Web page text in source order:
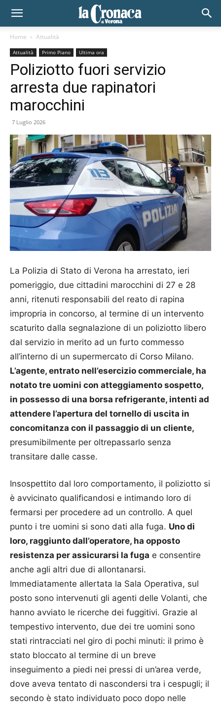
Home Attualità
Attualità Primo Piano Ultima ora
Poliziotto fuori servizio
arresta due rapinatori
marocchini
7 Luglio 2026
La Polizia di Stato di Verona ha arrestato, ieri
pomeriggio, due cittadini marocchini di 27 e 28
anni, ritenuti responsabili del reato di rapina
impropria in concorso, al termine di un intervento
scaturito dalla segnalazione di un poliziotto libero
dal servizio in merito ad un furto commesso
all’interno di un supermercato di Corso Milano.
L’agente, entrato nell’esercizio commerciale, ha
notato tre uomini con atteggiamento sospetto,
in possesso di una borsa refrigerante, intenti ad
attendere l’apertura del tornello di uscita in
concomitanza con il passaggio di un cliente,
presumibilmente per oltrepassarlo senza
transitare dalle casse.
Insospettito dal loro comportamento, il poliziotto si
è avvicinato qualificandosi e intimando loro di
fermarsi per procedere ad un controllo. A quel
punto i tre uomini si sono dati alla fuga. Uno di
loro, raggiunto dall’operatore, ha opposto
resistenza per assicurarsi la fuga e consentire
anche agli altri due di allontanarsi.
Immediatamente allertata la Sala Operativa, sul
posto sono intervenuti gli agenti delle Volanti, che
hanno avviato le ricerche dei fuggitivi. Grazie al
tempestivo intervento, due dei tre uomini sono
stati rintracciati nel giro di pochi minuti: il primo è
stato bloccato al termine di un breve
inseguimento a piedi nei pressi di un’area verde,
dove aveva tentato di nascondersi tra i cespugli; il
secondo è stato individuato poco dopo nelle